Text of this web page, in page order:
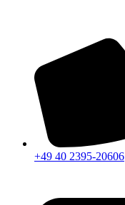
+49 40 2395-20606